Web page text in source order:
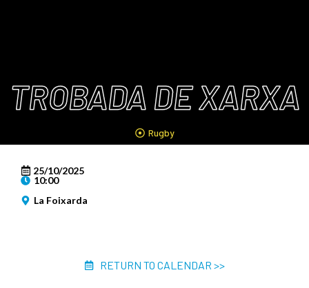
TROBADA DE XARXA
Rugby
25/10/2025
10:00
La Foixarda
RETURN TO CALENDAR >>